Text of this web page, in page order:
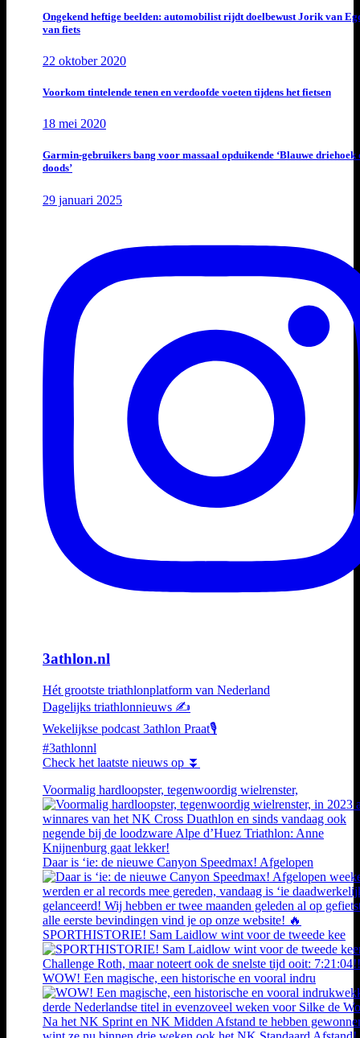
Ongekend heftige beelden: automobilist rijdt doelbewust Jorik van
van fiets
22 oktober 2020
Voorkom tintelende tenen en verdoofde voeten tijdens het fietsen
18 mei 2020
Garmin-gebruikers bang voor massaal opduikende ‘Blauwe driehoek
doods’
29 januari 2025
3athlon.nl
Hét grootste triathlonplatform van Nederland
Dagelijks triathlonnieuws ✍️
Wekelijkse podcast 3athlon Praat🎙️
#3athlonnl
Check het laatste nieuws op ⏬
Voormalig hardloopster, tegenwoordig wielrenster,
Daar is ‘ie: de nieuwe Canyon Speedmax! Afgelopen
SPORTHISTORIE! Sam Laidlow wint voor de tweede kee
WOW! Een magische, een historische en vooral indru